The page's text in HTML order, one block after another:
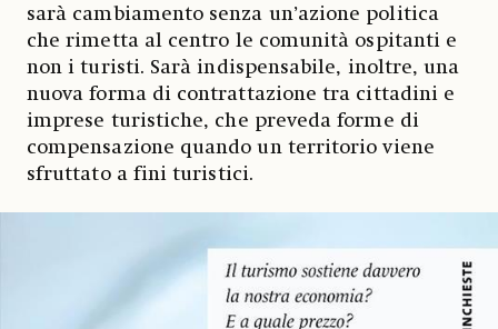
sarà cambiamento senza un’azione politica
che rimetta al centro le comunità ospitanti e
non i turisti. Sarà indispensabile, inoltre, una
nuova forma di contrattazione tra cittadini e
imprese turistiche, che preveda forme di
compensazione quando un territorio viene
sfruttato a fini turistici.